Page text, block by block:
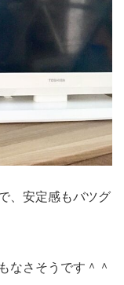
、安定感もバツグ
なさそうです＾＾